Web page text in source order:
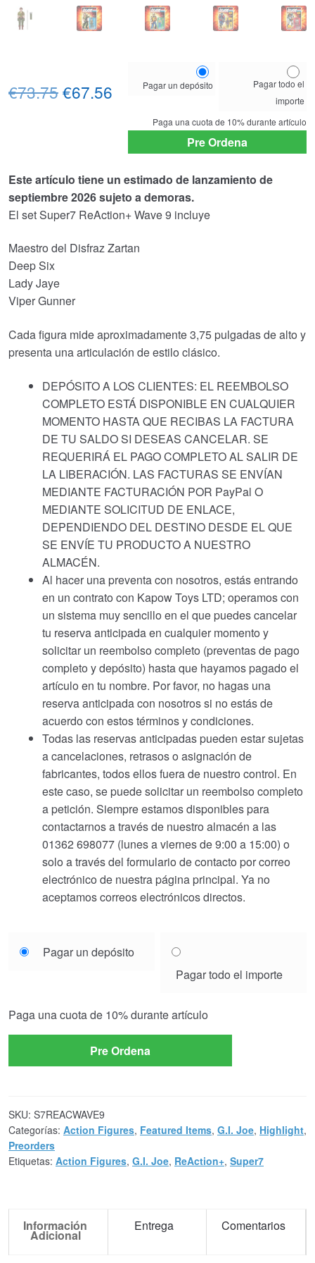
your
option
Pagar un depósito
Pagar todo el
importe
Paga una cuota de 10%durante artículo
Pre Ordena
€73.75El
€73.75.
€67.56
precio
€67.56.
Este artículo tiene un estimado de lanzamiento de
septiembre 2026 sujeto a demoras.
El set Super7 ReAction+ Wave 9 incluye
Maestro del Disfraz Zartan
Deep Six
Lady Jaye
Viper Gunner
Cada figura mide aproximadamente 3,75 pulgadas de alto y
presenta una articulación de estilo clásico.
DEPÓSITO A LOS CLIENTES: EL REEMBOLSO
COMPLETO ESTÁ DISPONIBLE EN CUALQUIER
MOMENTO HASTA QUE RECIBAS LA FACTURA
DE TU SALDO SI DESEAS CANCELAR. SE
REQUERIRÁ EL PAGO COMPLETO AL SALIR DE
LA LIBERACIÓN. LAS FACTURAS SE ENVÍAN
MEDIANTE FACTURACIÓN POR PayPal O
MEDIANTE SOLICITUD DE ENLACE,
DEPENDIENDO DEL DESTINO DESDE EL QUE
SE ENVÍE TU PRODUCTO A NUESTRO
ALMACÉN.
Al hacer una preventa con nosotros, estás entrando
en un contrato con Kapow Toys LTD; operamos con
un sistema muy sencillo en el que puedes cancelar
tu reserva anticipada en cualquier momento y
solicitar un reembolso completo (preventas de pago
completo y depósito) hasta que hayamos pagado el
artículo en tu nombre. Por favor, no hagas una
reserva anticipada con nosotros si no estás de
acuerdo con estos términos y condiciones.
Todas las reservas anticipadas pueden estar sujetas
a cancelaciones, retrasos o asignación de
fabricantes, todos ellos fuera de nuestro control. En
este caso, se puede solicitar un reembolso completo
a petición. Siempre estamos disponibles para
contactarnos a través de nuestro almacén a las
01362 698077 (lunes a viernes de 9:00 a 15:00) o
solo a través del formulario de contacto por correo
electrónico de nuestra página principal. Ya no
aceptamos correos electrónicos directos.
your
Pagar un depósito
Pagar todo el importe
Paga una cuota de 10%durante artículo
Pre Ordena
SKU: S7REACWAVE9
Categorías: Action Figures, Featured Items, G.I. Joe, Highlight,
Preorders
Etiquetas: Action Figures, G.I. Joe, ReAction+, Super7
Información
Adicional
Entrega Comentarios